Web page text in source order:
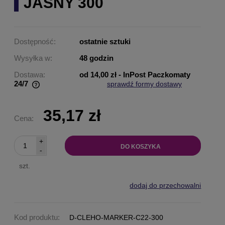
Dostępność:
ostatnie sztuki
Wysyłka w:
48 godzin
Dostawa:
od 14,00 zł - InPost Paczkomaty
24/7
sprawdź formy dostawy
Cena: 35,17 zł
-
+
szt.
DO KOSZYKA
dodaj do przechowalni
Kod produktu: D-CLEHO-MARKER-C22-300